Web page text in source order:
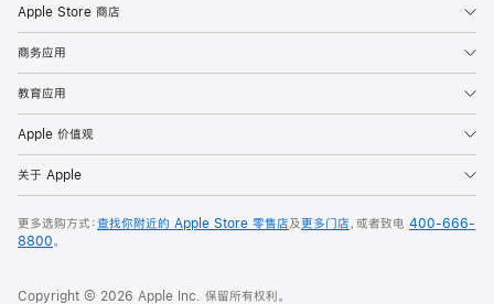
Apple Store 商店
商务应用
教育应用
Apple 价值观
关于 Apple
更多选购方式：查找你附近的 Apple Store 零售店及更多门店，或者致电 400-666-
8800。
Copyright © 2026 Apple Inc. 保留所有权利。